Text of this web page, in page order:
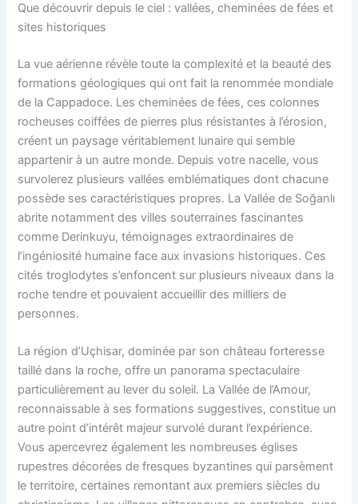
Que découvrir depuis le ciel : vallées, cheminées de fées et
sites historiques
La vue aérienne révèle toute la complexité et la beauté des
formations géologiques qui ont fait la renommée mondiale
de la Cappadoce. Les cheminées de fées, ces colonnes
rocheuses coiffées de pierres plus résistantes à l’érosion,
créent un paysage véritablement lunaire qui semble
appartenir à un autre monde. Depuis votre nacelle, vous
survolerez plusieurs vallées emblématiques dont chacune
possède ses caractéristiques propres. La Vallée de Soğanlı
abrite notamment des villes souterraines fascinantes
comme Derinkuyu, témoignages extraordinaires de
l’ingéniosité humaine face aux invasions historiques. Ces
cités troglodytes s’enfoncent sur plusieurs niveaux dans la
roche tendre et pouvaient accueillir des milliers de
personnes.
La région d’Uçhisar, dominée par son château forteresse
taillé dans la roche, offre un panorama spectaculaire
particulièrement au lever du soleil. La Vallée de l’Amour,
reconnaissable à ses formations suggestives, constitue un
autre point d’intérêt majeur survolé durant l’expérience.
Vous apercevrez également les nombreuses églises
rupestres décorées de fresques byzantines qui parsèment
le territoire, certaines remontant aux premiers siècles du